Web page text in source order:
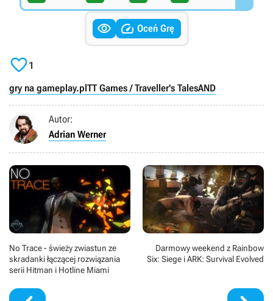
  Oceń Grę
1
gry na gameplay.plTT Games / Traveller's TalesAND
Autor:
Adrian Werner
No Trace - świeży zwiastun ze
skradanki łączącej rozwiązania
serii Hitman i Hotline Miami
Darmowy weekend z Rainbow
Six: Siege i ARK: Survival Evolved